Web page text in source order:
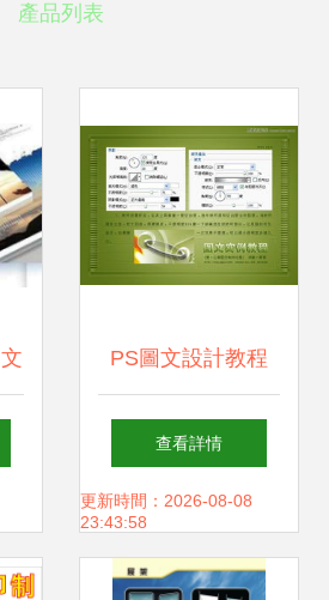
產品列表
PS圖文設計教程
制作浪漫愛心主題
圖文
查看詳情
更新時間：2026-08-08
23:43:58